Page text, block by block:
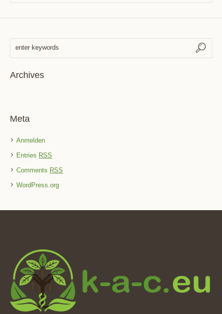
Archives
Meta
Anmelden
Entries RSS
Comments RSS
WordPress.org